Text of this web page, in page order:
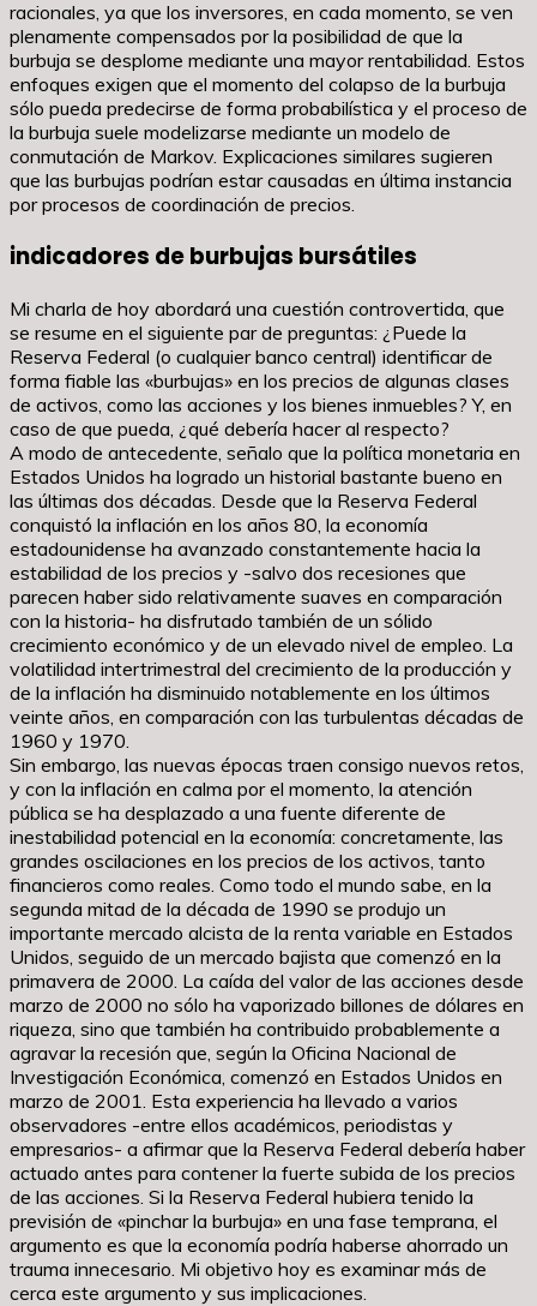
racionales, ya que los inversores, en cada momento, se ven
plenamente compensados por la posibilidad de que la
burbuja se desplome mediante una mayor rentabilidad. Estos
enfoques exigen que el momento del colapso de la burbuja
sólo pueda predecirse de forma probabilística y el proceso de
la burbuja suele modelizarse mediante un modelo de
conmutación de Markov. Explicaciones similares sugieren
que las burbujas podrían estar causadas en última instancia
por procesos de coordinación de precios.
indicadores de burbujas bursátiles
Mi charla de hoy abordará una cuestión controvertida, que
se resume en el siguiente par de preguntas: ¿Puede la
Reserva Federal (o cualquier banco central) identificar de
forma fiable las «burbujas» en los precios de algunas clases
de activos, como las acciones y los bienes inmuebles? Y, en
caso de que pueda, ¿qué debería hacer al respecto?
A modo de antecedente, señalo que la política monetaria en
Estados Unidos ha logrado un historial bastante bueno en
las últimas dos décadas. Desde que la Reserva Federal
conquistó la inflación en los años 80, la economía
estadounidense ha avanzado constantemente hacia la
estabilidad de los precios y -salvo dos recesiones que
parecen haber sido relativamente suaves en comparación
con la historia- ha disfrutado también de un sólido
crecimiento económico y de un elevado nivel de empleo. La
volatilidad intertrimestral del crecimiento de la producción y
de la inflación ha disminuido notablemente en los últimos
veinte años, en comparación con las turbulentas décadas de
1960 y 1970.
Sin embargo, las nuevas épocas traen consigo nuevos retos,
y con la inflación en calma por el momento, la atención
pública se ha desplazado a una fuente diferente de
inestabilidad potencial en la economía: concretamente, las
grandes oscilaciones en los precios de los activos, tanto
financieros como reales. Como todo el mundo sabe, en la
segunda mitad de la década de 1990 se produjo un
importante mercado alcista de la renta variable en Estados
Unidos, seguido de un mercado bajista que comenzó en la
primavera de 2000. La caída del valor de las acciones desde
marzo de 2000 no sólo ha vaporizado billones de dólares en
riqueza, sino que también ha contribuido probablemente a
agravar la recesión que, según la Oficina Nacional de
Investigación Económica, comenzó en Estados Unidos en
marzo de 2001. Esta experiencia ha llevado a varios
observadores -entre ellos académicos, periodistas y
empresarios- a afirmar que la Reserva Federal debería haber
actuado antes para contener la fuerte subida de los precios
de las acciones. Si la Reserva Federal hubiera tenido la
previsión de «pinchar la burbuja» en una fase temprana, el
argumento es que la economía podría haberse ahorrado un
trauma innecesario. Mi objetivo hoy es examinar más de
cerca este argumento y sus implicaciones.